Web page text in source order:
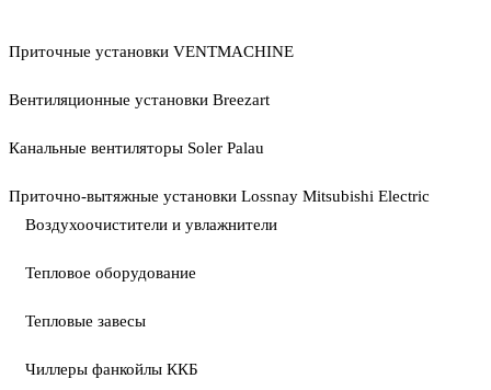
Приточные установки VENTMACHINE
Вентиляционные установки Breezart
Канальные вентиляторы Soler Palau
Приточно-вытяжные установки Lossnay Mitsubishi Electric
Воздухоочистители и увлажнители
Тепловое оборудование
Тепловые завесы
Чиллеры фанкойлы ККБ